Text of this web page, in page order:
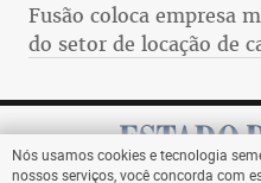
Fusão coloca empresa
do setor de locação de
Nós usamos cookies e tecnologia
nossos serviços, você concorda com